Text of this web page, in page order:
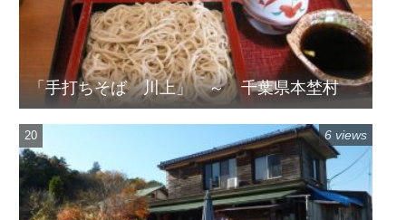
「手打ちそば 川上」 ～ 千葉県本埜村
6 views